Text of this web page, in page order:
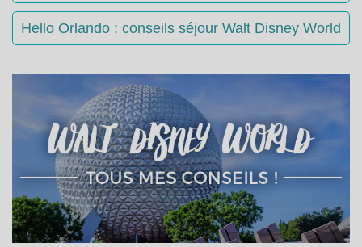
Hello Orlando : conseils séjour Walt Disney World